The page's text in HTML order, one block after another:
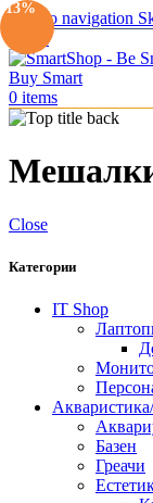
Skip to navigation
0 items
Мешалки
Close
Категории
IT Shop
Базен
Греачи
-13%